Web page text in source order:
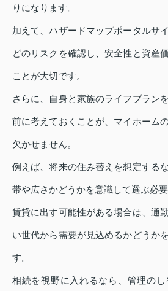
りになります。
加えて、ハザードマップポータルサ
どのリスクを確認し、安全性と資産
ことが大切です。
さらに、自身と家族のライフプラン
前に考えておくことが、マイホーム
欠かせません。
例えば、将来の住み替えを想定する
帯や広さかどうかを意識して選ぶ必要
賃貸に出す可能性がある場合は、通
い世代から需要が見込めるかどうか
す。
相続を視野に入れるなら、管理の